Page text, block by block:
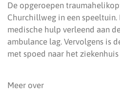
De opgeroepen
Churchillweg in een
medische hulp verleend aan
ambulance lag. Vervolgens is
met spoed naar het ziekenhuis
Meer over